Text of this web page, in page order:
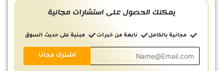
يمكنك الحصول على استشارات مجانية
مجانية بالكامل نابعة من خبرات مبنية على حديث السوق